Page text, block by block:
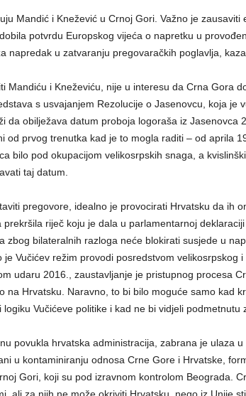
Mandić i Knežević u Crnoj Gori. Važno je zausaviti
potvrdu Europskog vijeća o napretku u
napredak u zatvaranju pregovaračkih poglavlja,
Mandiću i Kneževiću, nije u interesu da Crna Gora
s usvajanjem Rezolucije o Jasenovcu, koja je
da obilježava datum proboja logoraša iz Jasenovca
od prvog trenutka kad je to mogla raditi – od aprila
bilo pod okupacijom velikosrpskih snaga, a
taj datum.
pregovore, idealno je provocirati Hrvatsku da ih
riječ koju je dala u parlamentarnoj
zbog bilateralnih razloga neće blokirati susjede u
je Vučićev režim provodi posredstvom velikosrpskog
udaru 2016., zaustavljanje je pristupnog procesa
na Hrvatsku. Naravno, to bi bilo moguće samo kad
Vučićeve politike i kad ne bi vidjeli podmetnutu
povukla hrvatska administracija, zabrana je ulaza
u kontaminiranju odnosa Crne Gore i Hrvatske,
Gori, koji su pod izravnom kontrolom Beograda.